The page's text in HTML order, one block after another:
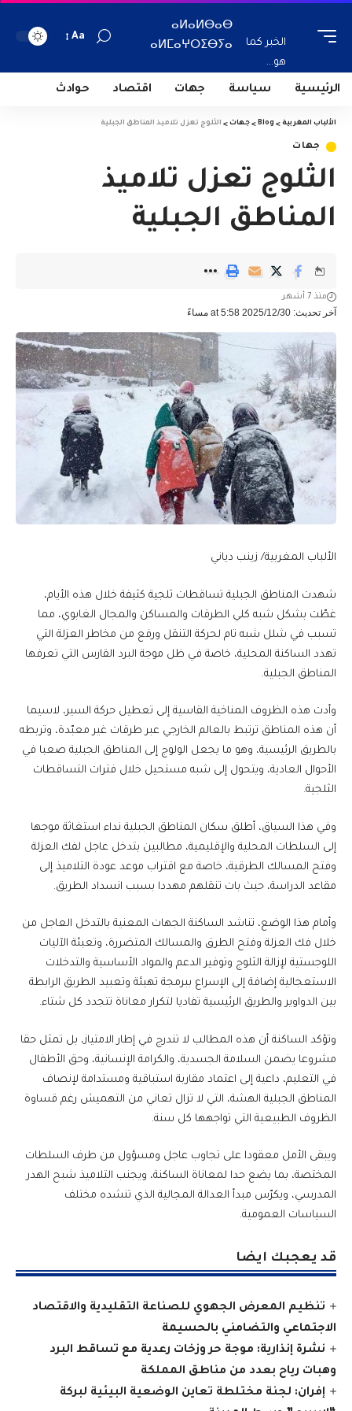
الخبر كما
هو...
ⴰⵍⴰⵍⴱⴰⴱ
ⴰⵍⵎⴰⵖⵔⵉⴱⵢⴰ
Aa
الرئيسية سياسة جهات اقتصاد حوادث
الألباب المغربية >
Blog
> جهات > الثلوج تعزل تلاميذ المناطق الجبلية
جهات
الثلوج تعزل تلاميذ
المناطق الجبلية
آخر تحديث: 2025/12/30 at 5:58 مساءً
منذ 7 أشهر
الألباب المغربية/ زينب دياني
شهدت المناطق الجبلية تساقطات ثلجية كثيفة خلال هذه الأيام،
غطّت بشكل شبه كلي الطرقات والمساكن والمجال الغابوي، مما
تسبب في شلل شبه تام لحركة التنقل ورفع من مخاطر العزلة التي
تهدد الساكنة المحلية، خاصة في ظل موجة البرد القارس التي تعرفها
المناطق الجبلية.
وأدت هذه الظروف المناخية القاسية إلى تعطيل حركة السير، لاسيما
أن هذه المناطق ترتبط بالعالم الخارجي عبر طرقات غير معبّدة، وتربطه
بالطريق الرئيسية، وهو ما يجعل الولوج إلى المناطق الجبلية صعبا في
الأحوال العادية، ويتحول إلى شبه مستحيل خلال فترات التساقطات
الثلجية.
وفي هذا السياق، أطلق سكان المناطق الجبلية نداء استغاثة موجها
إلى السلطات المحلية والإقليمية، مطالبين بتدخل عاجل لفك العزلة
وفتح المسالك الطرقية، خاصة مع اقتراب موعد عودة التلاميذ إلى
مقاعد الدراسة، حيث بات تنقلهم مهددا بسبب انسداد الطريق.
وأمام هذا الوضع، تناشد الساكنة الجهات المعنية بالتدخل العاجل من
خلال فك العزلة وفتح الطرق والمسالك المتضررة، وتعبئة الآليات
اللوجستية لإزالة الثلوج وتوفير الدعم والمواد الأساسية والتدخلات
الاستعجالية إضافة إلى الإسراع ببرمجة تهيئة وتعبيد الطريق الرابطة
بين الدواوير والطريق الرئيسية تفاديا لتكرار معاناة تتجدد كل شتاء.
وتؤكد الساكنة أن هذه المطالب لا تندرج في إطار الامتياز، بل تمثل حقا
مشروعا يضمن السلامة الجسدية، والكرامة الإنسانية، وحق الأطفال
في التعليم، داعية إلى اعتماد مقاربة استباقية ومستدامة لإنصاف
المناطق الجبلية الهشة، التي لا تزال تعاني من التهميش رغم قساوة
الظروف الطبيعية التي تواجهها كل سنة.
ويبقى الأمل معقودا على تجاوب عاجل ومسؤول من طرف السلطات
المختصة، بما يضع حدا لمعاناة الساكنة، ويجنب التلاميذ شبح الهدر
المدرسي، ويكرّس مبدأ العدالة المجالية الذي تنشده مختلف
السياسات العمومية.
قد يعجبك ايضا
تنظيم المعرض الجهوي للصناعة التقليدية والاقتصاد
الاجتماعي والتضامني بالحسيمة
نشرة إنذارية: موجة حر وزخات رعدية مع تساقط البرد
وهبات رياح بعدد من مناطق المملكة
إفران: لجنة مختلطة تعاين الوضعية البيئية لبركة